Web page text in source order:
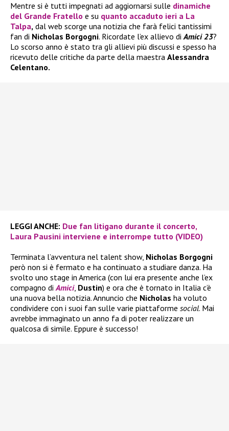
Mentre si è tutti impegnati ad aggiornarsi sulle dinamiche
del Grande Fratello e su quanto accaduto ieri a La
Talpa, dal web scorge una notizia che farà felici tantissimi
fan di Nicholas Borgogni. Ricordate l’ex allievo diAmici 23?
Lo scorso anno è stato tra gli allievi più discussi e spesso ha
ricevuto delle critiche da parte della maestra Alessandra
Celentano.
LEGGI ANCHE: Due fan litigano durante il concerto,
Laura Pausini interviene e interrompe tutto (VIDEO)
Terminata l’avventura nel talent show, Nicholas Borgogni
però non si è fermato e ha continuato a studiare danza. Ha
svolto uno stage in America (con lui era presente anche l’ex
compagno diAmici, Dustin) e ora che è tornato in Italia c’è
una nuova bella notizia. Annuncio che Nicholas ha voluto
condividere con i suoi fan sulle varie piattaforme social. Mai
avrebbe immaginato un anno fa di poter realizzare un
qualcosa di simile. Eppure è successo!